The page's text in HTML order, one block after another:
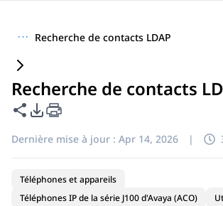
··· Recherche de contacts LDAP
Recherche de contacts
Partager cette page
Options d'exportation PDF
Dernière mise à jour : Apr 14, 2026 |
Téléphones et appareils
Téléphones IP de la série J100 d'Avaya (ACO)